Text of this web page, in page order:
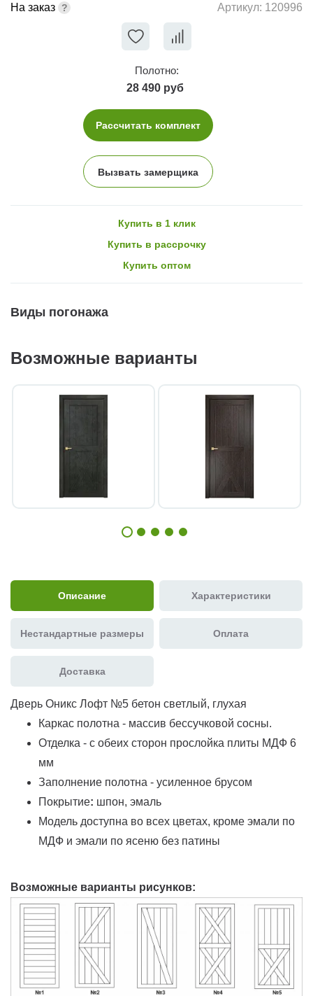
На заказ Артикул: 120996
Полотно:
28 490 руб
Рассчитать комплект
Вызвать замерщика
Купить в 1 клик
Купить в рассрочку
Купить оптом
Виды погонажа
Возможные варианты
Описание Характеристики
Нестандартные размеры Оплата
Доставка
Дверь Оникс Лофт №5 бетон светлый, глухая
Каркас полотна - массив бессучковой сосны.
Отделка - с обеих сторон прослойка плиты МДФ 6
мм
Заполнение полотна - усиленное брусом
Покрытие: шпон, эмаль
Модель доступна во всех цветах, кроме эмали по
МДФ и эмали по ясеню без патины
Возможные варианты рисунков: